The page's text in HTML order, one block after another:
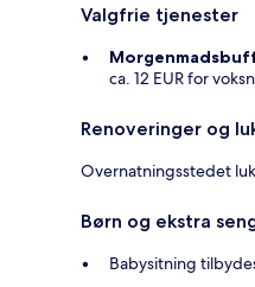
Valgfrie tjenester
ca. 12 EUR for
Renoveringer og
Overnatningsstedet
Børn og ekstra
Babysitning